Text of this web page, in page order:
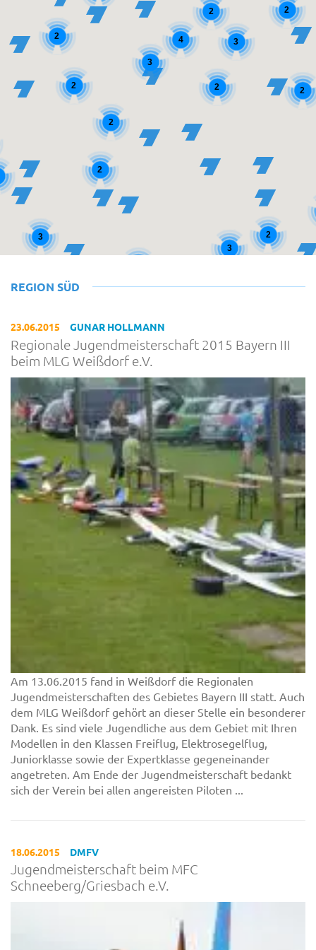
3
3
3 2
2
2
4
2
2
2
2
2
2
3
REGION SÜD
23.06.2015 GUNAR HOLLMANN
Regionale Jugendmeisterschaft 2015 Bayern III
beim MLG Weißdorf e.V.
Am 13.06.2015 fand in Weißdorf die Regionalen
Jugendmeisterschaften des Gebietes Bayern III statt. Auch
dem MLG Weißdorf gehört an dieser Stelle ein besonderer
Dank. Es sind viele Jugendliche aus dem Gebiet mit Ihren
Modellen in den Klassen Freiflug, Elektrosegelflug,
Juniorklasse sowie der Expertklasse gegeneinander
angetreten. Am Ende der Jugendmeisterschaft bedankt
sich der Verein bei allen angereisten Piloten ...
18.06.2015 DMFV
Jugendmeisterschaft beim MFC
Schneeberg/Griesbach e.V.